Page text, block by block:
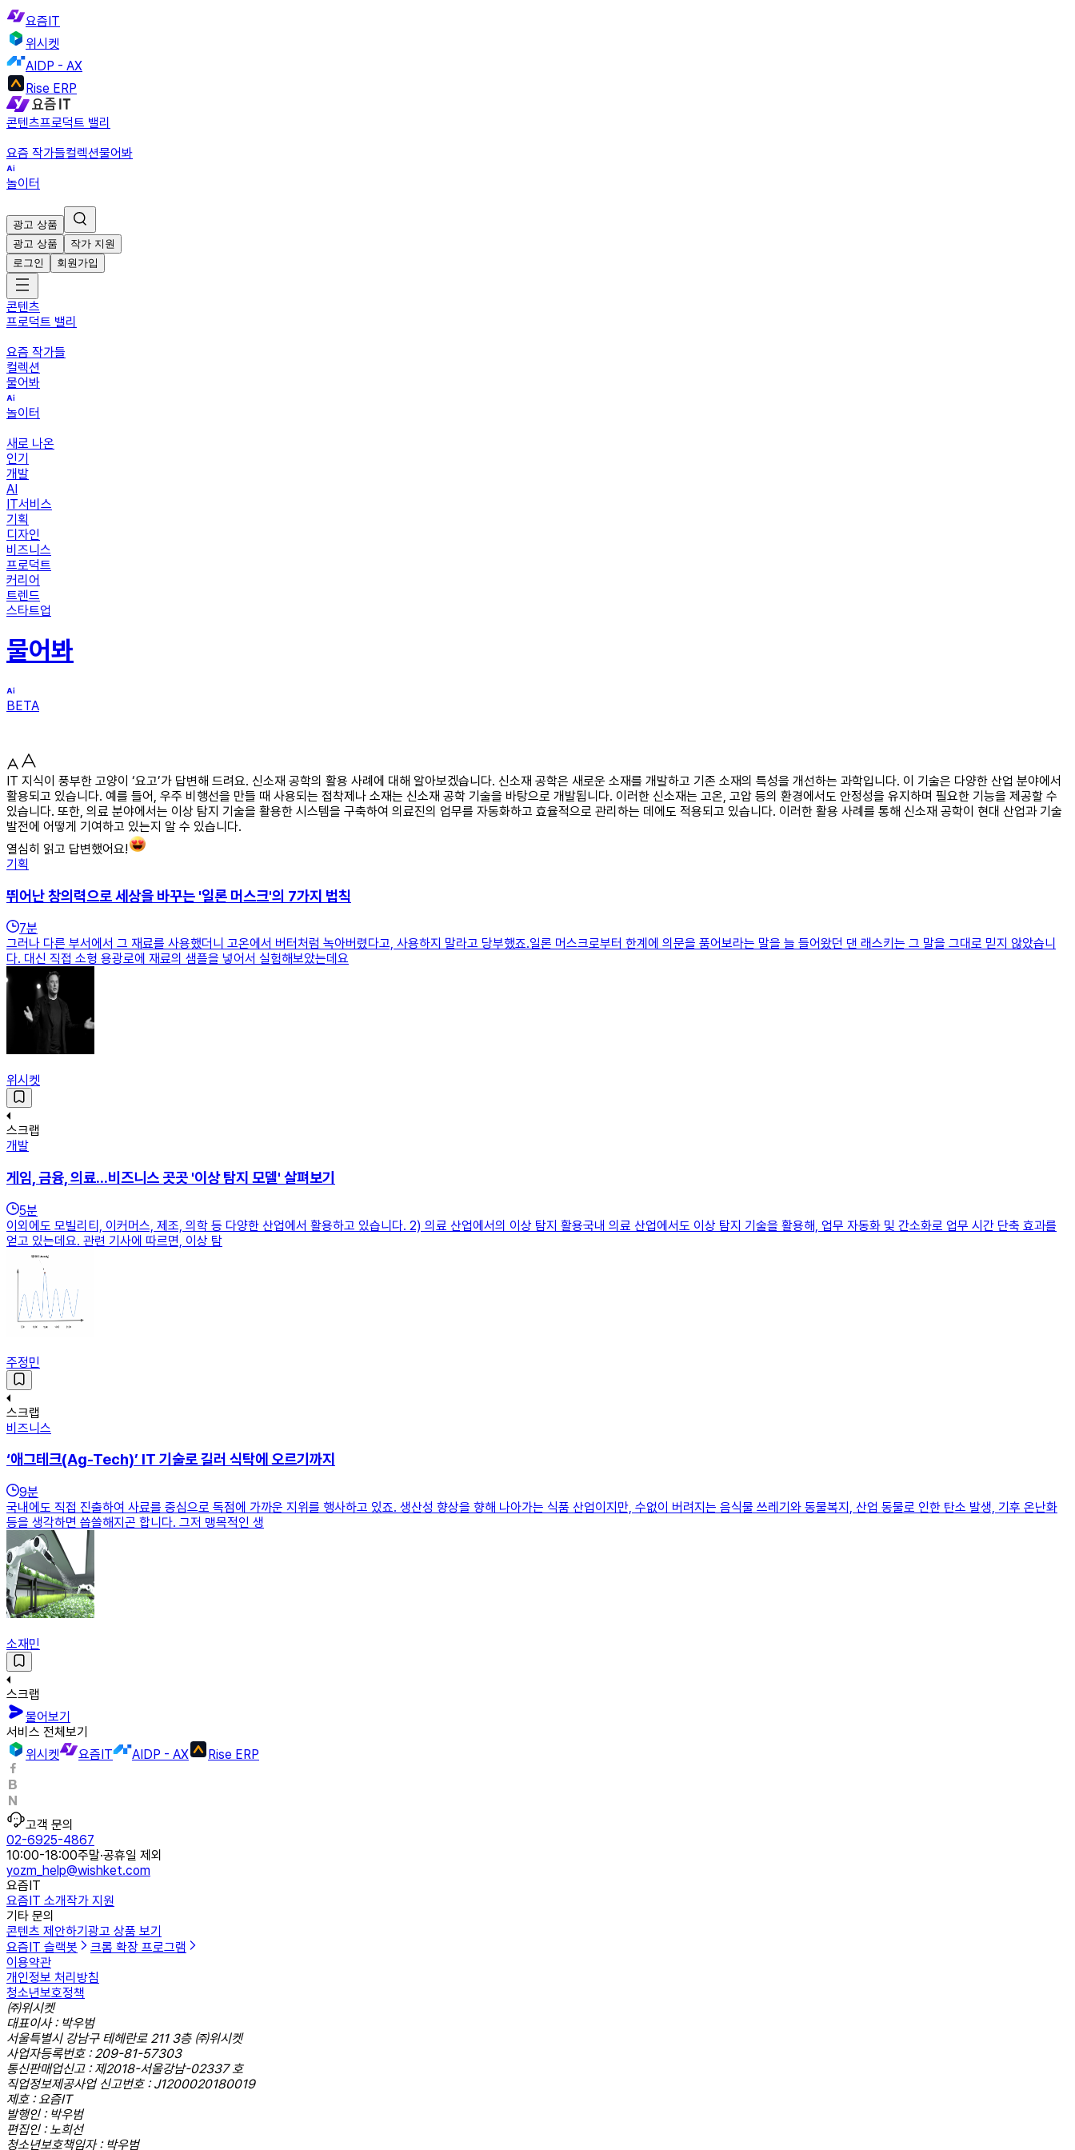
요즘IT
위시켓
AIDP - AX
Rise ERP
콘텐츠프로덕트 밸리
요즘 작가들컬렉션물어봐
놀이터
광고 상품
광고 상품
작가 지원
로그인
회원가입
콘텐츠
프로덕트 밸리
요즘 작가들
컬렉션
물어봐
놀이터
새로 나온
인기
개발
AI
IT서비스
기획
디자인
비즈니스
프로덕트
커리어
트렌드
스타트업
물어봐
BETA
IT 지식이 풍부한 고양이 ‘요고’가 답변해 드려요. 신소재 공학의 활용 사례에 대해 알아보겠습니다. 신소재 공학은 새로운 소재를 개발하고 기존 소재의 특성을 개선하는 과학입니다. 이 기술은 다양한 산업 분야에서
활용되고 있습니다. 예를 들어, 우주 비행선을 만들 때 사용되는 접착제나 소재는 신소재 공학 기술을 바탕으로 개발됩니다. 이러한 신소재는 고온, 고압 등의 환경에서도 안정성을 유지하며 필요한 기능을 제공할 수
있습니다. 또한, 의료 분야에서는 이상 탐지 기술을 활용한 시스템을 구축하여 의료진의 업무를 자동화하고 효율적으로 관리하는 데에도 적용되고 있습니다. 이러한 활용 사례를 통해 신소재 공학이 현대 산업과 기술
발전에 어떻게 기여하고 있는지 알 수 있습니다.
열심히 읽고 답변했어요!
기획
뛰어난 창의력으로 세상을 바꾸는 '일론 머스크'의 7가지 법칙
7분
그러나 다른 부서에서 그 재료를 사용했더니 고온에서 버터처럼 녹아버렸다고, 사용하지 말라고 당부했죠.일론 머스크로부터 한계에 의문을 품어보라는 말을 늘 들어왔던 댄 래스키는 그 말을 그대로 믿지 않았습니
다. 대신 직접 소형 용광로에 재료의 샘플을 넣어서 실험해보았는데요
위시켓
스크랩
개발
게임, 금융, 의료...비즈니스 곳곳 '이상 탐지 모델' 살펴보기
5분
이외에도 모빌리티, 이커머스, 제조, 의학 등 다양한 산업에서 활용하고 있습니다. 2) 의료 산업에서의 이상 탐지 활용국내 의료 산업에서도 이상 탐지 기술을 활용해, 업무 자동화 및 간소화로 업무 시간 단축 효과를
얻고 있는데요. 관련 기사에 따르면, 이상 탐
주정민
스크랩
비즈니스
‘애그테크(Ag-Tech)’ IT 기술로 길러 식탁에 오르기까지
9분
국내에도 직접 진출하여 사료를 중심으로 독점에 가까운 지위를 행사하고 있죠. 생산성 향상을 향해 나아가는 식품 산업이지만, 수없이 버려지는 음식물 쓰레기와 동물복지, 산업 동물로 인한 탄소 발생, 기후 온난화
등을 생각하면 씁쓸해지곤 합니다. 그저 맹목적인 생
소재민
스크랩
물어보기
서비스 전체보기
위시켓
요즘IT AIDP - AX Rise ERP
고객 문의
02-6925-4867
10:00-18:00주말·공휴일 제외
yozm_help@wishket.com
요즘IT
요즘IT 소개작가 지원
기타 문의
콘텐츠 제안하기 광고 상품 보기
요즘IT 슬랙봇
크롬 확장 프로그램
이용약관
개인정보 처리방침
청소년보호정책
㈜위시켓
대표이사 : 박우범
서울특별시 강남구 테헤란로 211 3층 ㈜위시켓
사업자등록번호 : 209-81-57303
통신판매업신고 : 제2018-서울강남-02337 호
직업정보제공사업 신고번호 : J1200020180019
제호 : 요즘IT
발행인 : 박우범
편집인 : 노희선
청소년보호책임자 : 박우범